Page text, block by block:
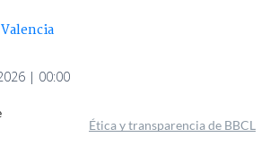
| 00:00
Ética y transparencia de BBCL